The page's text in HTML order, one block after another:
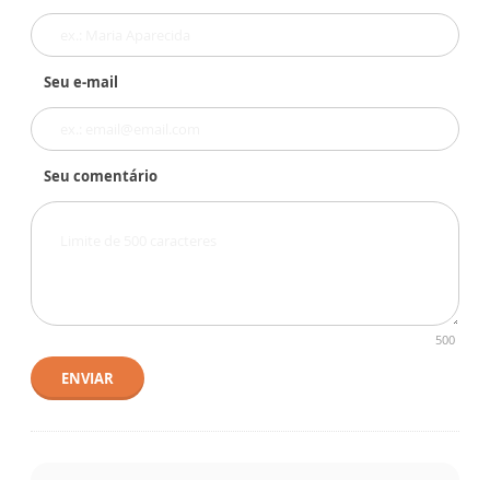
Seu e-mail
Seu comentário
500
ENVIAR